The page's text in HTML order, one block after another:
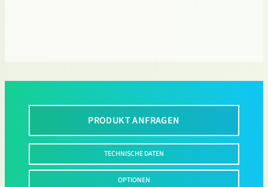
PRODUKT ANFRAGEN
TECHNISCHE DATEN
OPTIONEN